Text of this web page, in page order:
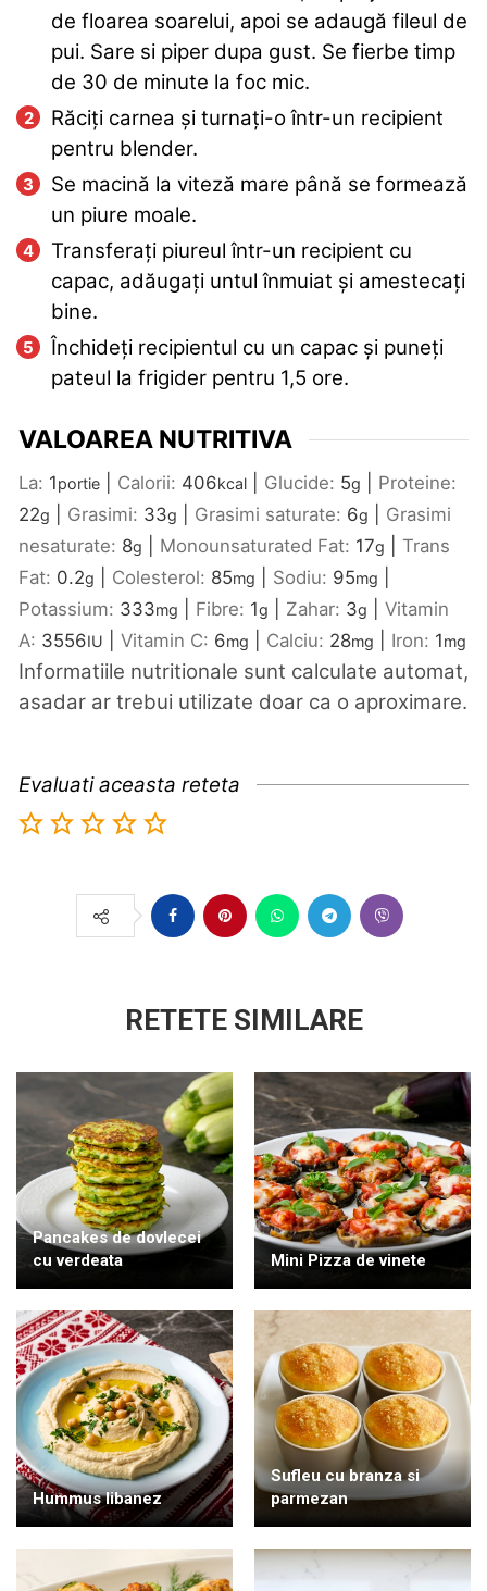
de floarea soarelui, apoi se adaugă fileul de
pui. Sare si piper dupa gust. Se fierbe timp
de 30 de minute la foc mic.
Răciți carnea și turnați-o într-un recipient
pentru blender.
Se macină la viteză mare până se formează
un piure moale.
Transferați piureul într-un recipient cu
capac, adăugați untul înmuiat și amestecați
bine.
Închideți recipientul cu un capac și puneți
pateul la frigider pentru 1,5 ore.
VALOAREA NUTRITIVA
La: 1portie Calorii: 406kcal Glucide: 5g
Proteine:
22g Grasimi: 33g Grasimi saturate: 6g
Grasimi
nesaturate: 8g Monounsaturated Fat: 17g
Trans
Fat: 0.2g Colesterol: 85mg Sodiu: 95mg
Potassium: 333mg Fibre: 1g Zahar: 3g
Vitamin
A: 3556IU Vitamin C: 6mg Calciu: 28mg Iron: 1mg
Informatiile nutritionale sunt calculate automat,
asadar ar trebui utilizate doar ca o aproximare.
Evaluati aceasta reteta
RETETE SIMILARE
Pancakes de dovlecei
cu verdeata
Mini Pizza de vinete
Hummus libanez
Sufleu cu branza si
parmezan